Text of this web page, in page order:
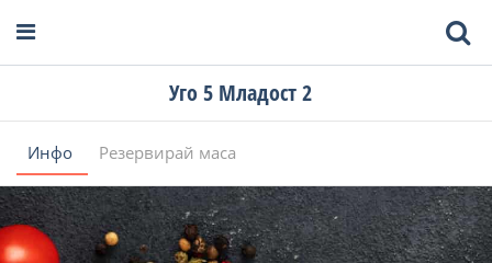
Уго 5 Младост 2
Инфо Резервирай маса